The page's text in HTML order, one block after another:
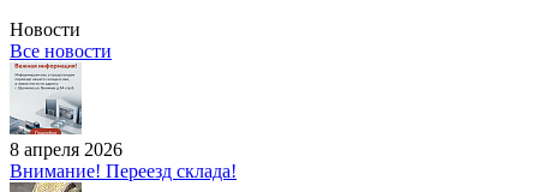
Новости
Все новости
8 апреля 2026
Внимание! Переезд склада!